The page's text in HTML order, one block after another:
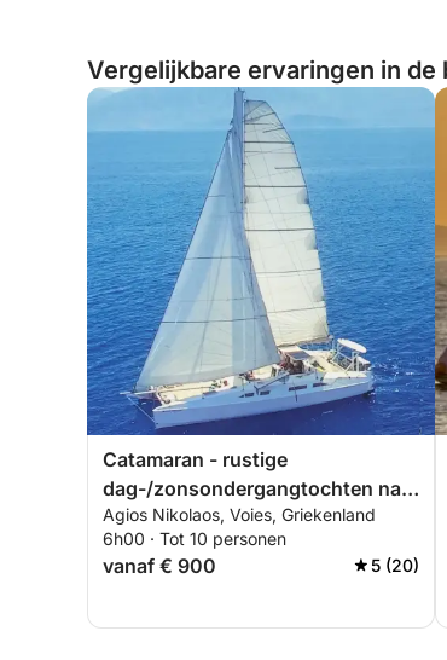
Vergelijkbare ervaringen in de
Catamaran - rustige
dag-/zonsondergangtochten naar
een verborgen blauwe lagune.
Agios Nikolaos, Voies, Griekenland
6h00 · Tot 10 personen
vanaf € 900 5 (20)